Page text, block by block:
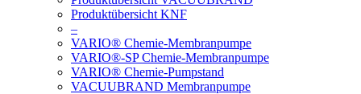
Produktübersicht KNF
–
VARIO® Chemie-Membranpumpe
VARIO®-SP Chemie-Membranpumpe
VARIO® Chemie-Pumpstand
VACUUBRAND Membranpumpe